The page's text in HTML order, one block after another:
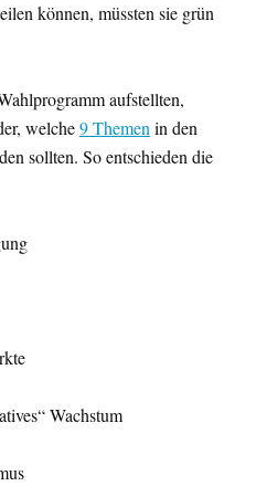
können, müssten sie grün
aufstellten,
welche9 Themen in den
sollten. So entschieden die
Wachstum